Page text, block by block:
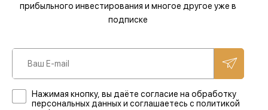
прибыльного инвестирования и многое другое уже в
подписке
Нажимая кнопку, вы даёте согласие на обработку
персональных данных и соглашаетесь с политикой